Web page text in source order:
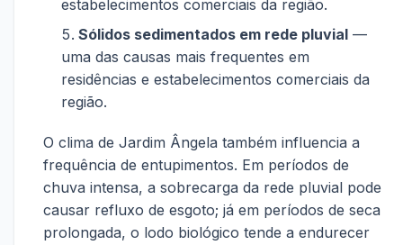
estabelecimentos comerciais da região.
Sólidos sedimentados em rede pluvial —
uma das causas mais frequentes em
residências e estabelecimentos comerciais da
região.
O clima de Jardim Ângela também influencia a
frequência de entupimentos. Em períodos de
chuva intensa, a sobrecarga da rede pluvial pode
causar refluxo de esgoto; já em períodos de seca
prolongada, o lodo biológico tende a endurecer